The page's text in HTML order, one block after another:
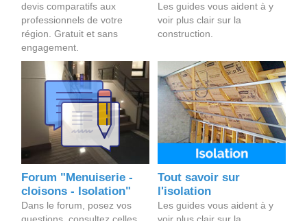
devis comparatifs aux
professionnels de votre
région. Gratuit et sans
engagement.
Les guides vous aident à y
voir plus clair sur la
construction.
Forum "Menuiserie -
cloisons - Isolation"
Dans le forum, posez vos
Tout savoir sur
l'isolation
Les guides vous aident à y